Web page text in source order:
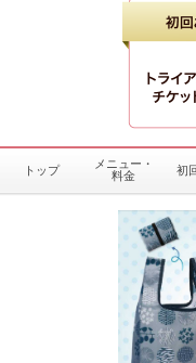
トップ
メニュー・
料金
初